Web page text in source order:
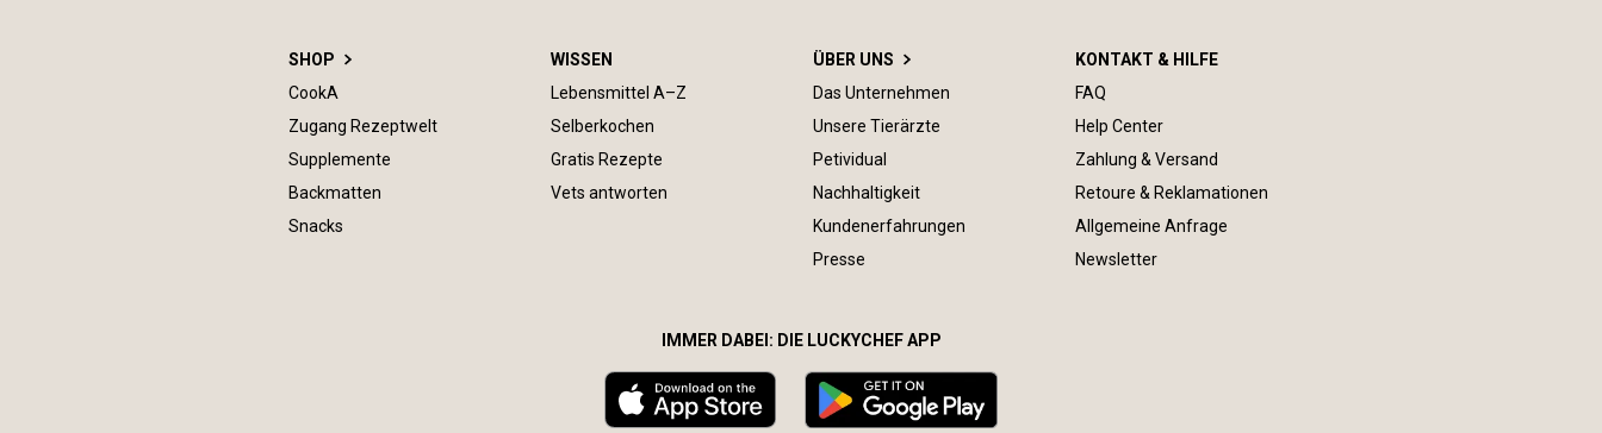
SHOP
CookA
Zugang Rezeptwelt
Supplemente
Backmatten
Snacks
WISSEN
Lebensmittel A–Z
Selberkochen
Gratis Rezepte
Vets antworten
ÜBER UNS
Das Unternehmen
Unsere Tierärzte
Petividual
Nachhaltigkeit
Kundenerfahrungen
Presse
KONTAKT & HILFE
FAQ
Help Center
Zahlung & Versand
Retoure & Reklamationen
Allgemeine Anfrage
Newsletter
IMMER DABEI: DIE LUCKYCHEF APP